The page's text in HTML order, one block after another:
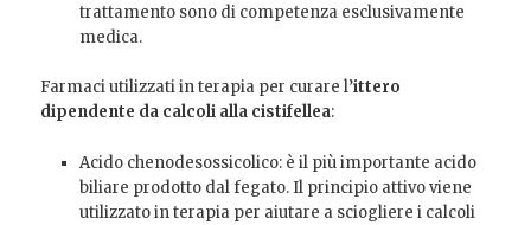
trattamento sono di competenza esclusivamente
medica.
Farmaci utilizzati in terapia per curare l’ittero
dipendente da calcoli alla cistifellea:
Acido chenodesossicolico: è il più importante acido
biliare prodotto dal fegato. Il principio attivo viene
utilizzato in terapia per aiutare a sciogliere i calcoli